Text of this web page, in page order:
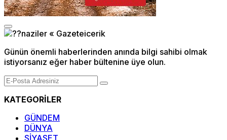
Günün önemli haberlerinden anında bilgi sahibi olmak
istiyorsanız eğer haber bültenine üye olun.
KATEGORİLER
GÜNDEM
DÜNYA